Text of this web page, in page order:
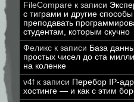
FileCompare к записи
с тиграми и другие способы
преподавать
студентам, которым скучно
Феликс к записи База
простых чисел до ста
на коленке
v4f к записи Перебор IP-
хостинге — и как с этим